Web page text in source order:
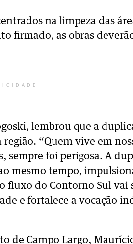
na limpeza das
firmado, as obras
lembrou que a
“Quem vive em
sempre foi perigosa. A
mesmo tempo,
fluxo do Contorno Sul vai
e fortalece a vocação
de Campo Largo,